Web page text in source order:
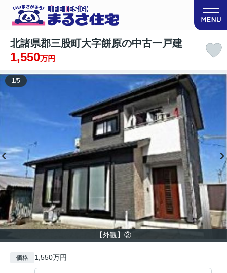
北諸県郡三股町大字餅原の中古一戸建
1,550万円
【外観】②
1/5
価格 1,550万円